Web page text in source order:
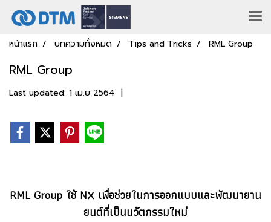
หน้าแรก บทความทั้งหมด Tips and Tricks RML Group
RML Group
Last updated: 1 เม.ย 2564 |
RML Group ใช้ NX เพื่อช่วยในการออกแบบและพัฒนายาน
ยนต์ที่เป็นนวัตกรรมใหม่